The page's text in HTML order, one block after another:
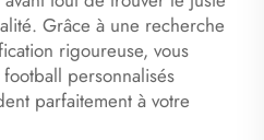
Grâce à une recherche
rigoureuse, vous
personnalisés
parfaitement à votre